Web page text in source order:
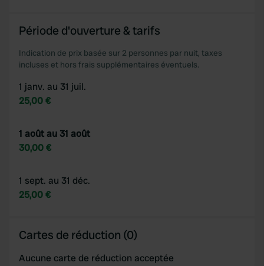
may combine it with other information that you’ve
of their services.
Période d'ouverture & tarifs
Indication de prix basée sur 2 personnes par nuit, taxes
incluses et hors frais supplémentaires éventuels.
1 janv. au 31 juil.
25,00 €
1 août au 31 août
30,00 €
1 sept. au 31 déc.
25,00 €
Cartes de réduction (0)
Aucune carte de réduction acceptée